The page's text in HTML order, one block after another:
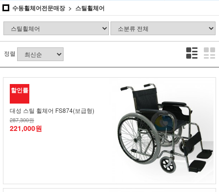
수동휠체어전문매장 스틸휠체어
정렬
할인률
대성 스틸 휠체어 FS874(보급형)
287,300원
221,000원